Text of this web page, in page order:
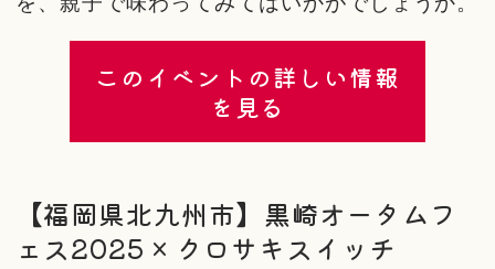
このイベントの詳しい情報
を見る
【福岡県北九州市】黒崎オータムフ
ェス2025 × クロサキスイッチ